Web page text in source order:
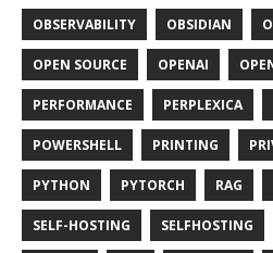
OBSERVABILITY OBSIDIAN
OPEN SOURCE OPENAI
PERFORMANCE PERPLEXICA
POWERSHELL PRINTING
PYTHON PYTORCH RAG
SELF-HOSTING SELFHOSTING